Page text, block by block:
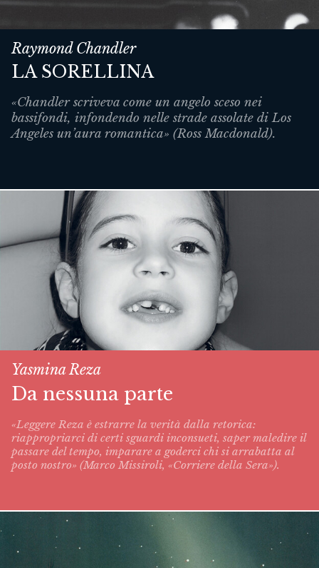
Raymond Chandler
LA SORELLINA
«Chandler scriveva come un angelo sceso nei
bassifondi, infondendo nelle strade assolate di Los
Angeles un’aura romantica» (Ross Macdonald).
Yasmina Reza
Da nessuna parte
«Leggere Reza è estrarre la verità dalla retorica:
riappropriarci di certi sguardi inconsueti, saper maledire il
passare del tempo, imparare a goderci chi si arrabatta al
posto nostro» (Marco Missiroli, «Corriere della Sera»).